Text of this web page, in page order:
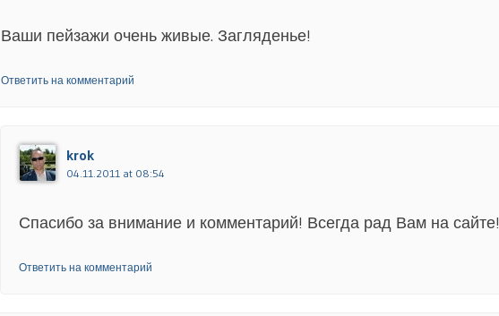
Ваши пейзажи очень живые. Загляденье!
Ответить на комментарий
krok
04.11.2011 at 08:54
Спасибо за внимание и комментарий! Всегда рад Вам на сайте!
Ответить на комментарий